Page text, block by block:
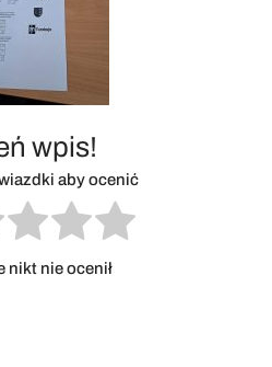
wpis!
aby ocenić
nikt nie ocenił